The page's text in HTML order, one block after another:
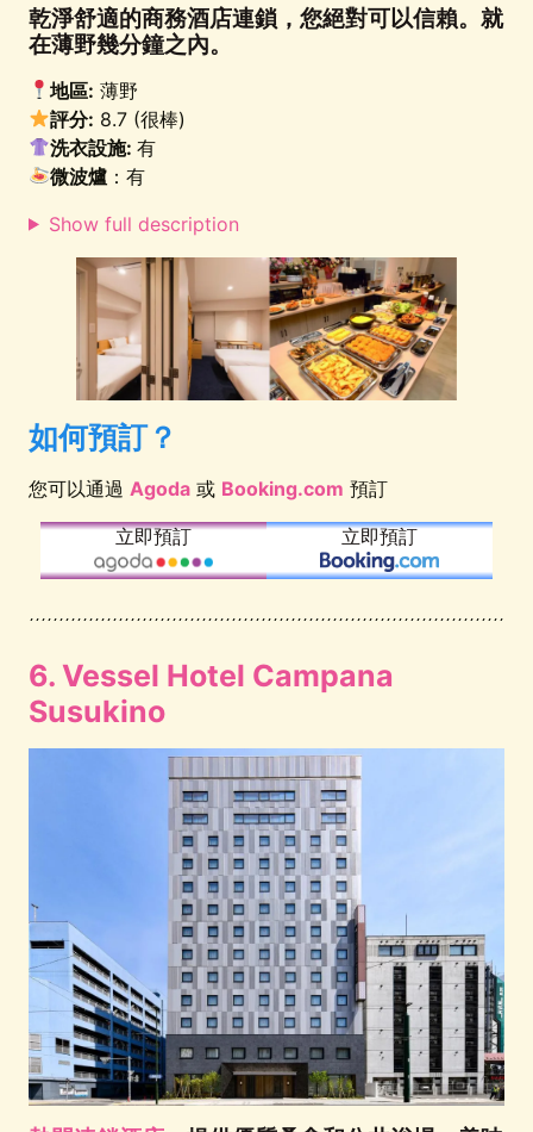
乾淨舒適的商務酒店連鎖，您絕對可以信賴。就
在薄野幾分鐘之內。
地區: 薄野
評分: 8.7 (很棒)
洗衣設施: 有
微波爐 ：有
Show full description
如何預訂？
您可以通過 Agoda 或 Booking.com 預訂
立即預訂
立即預訂
6. Vessel Hotel Campana
Susukino